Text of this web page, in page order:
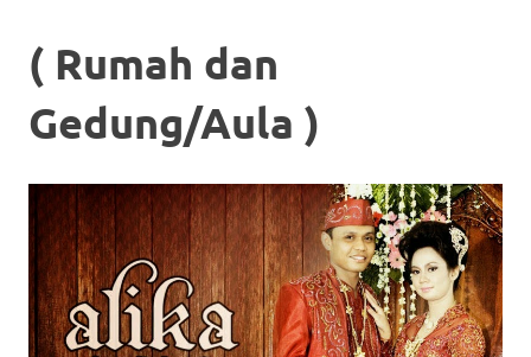
more
about
https://www.watchesb.com
go
to
these
guys
( Rumah dan
Gedung/Aula )